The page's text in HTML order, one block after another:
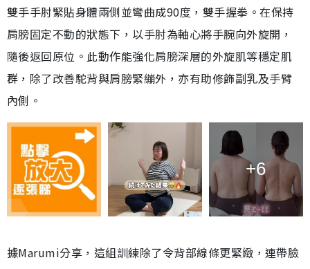
雙手手肘緊貼身體兩側並彎曲成90度，雙手握拳。在保持
肩膀固定不動的狀態下，以手肘為軸心將手腕向外旋開，
隨後返回原位。此動作能強化肩膀深層的外旋肌等穩定肌
群，除了改善駝背與肩膀緊繃外，亦有助修飾副乳及手臂
內側。
+6
據Marumi分享，這組訓練除了令背部線條更緊緻，連帶臉